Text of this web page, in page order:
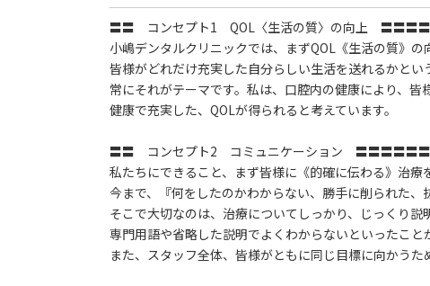
〓〓 コンセプト1 QOL〈生活の質〉の向上 〓〓〓〓
小嶋デンタルクリニックでは、まずQOL《生活の質》の
皆様がどれだけ充実した自分らしい生活を送れるかとい
常にそれがテーマです。私は、口腔内の健康により、皆
健康で充実した、QOLが得られると考えています。
〓〓 コンセプト2 コミュニケーション 〓〓〓〓〓〓
私たちにできること、まず皆様に《的確に伝わる》治療
今まで、『何をしたのかわからない、勝手に削られた、
そこで大切なのは、治療についてしっかり、じっくり説
専門用語や省略した説明でよくわからないといったこと
また、スタッフ全体、皆様がともに同じ目標に向かう